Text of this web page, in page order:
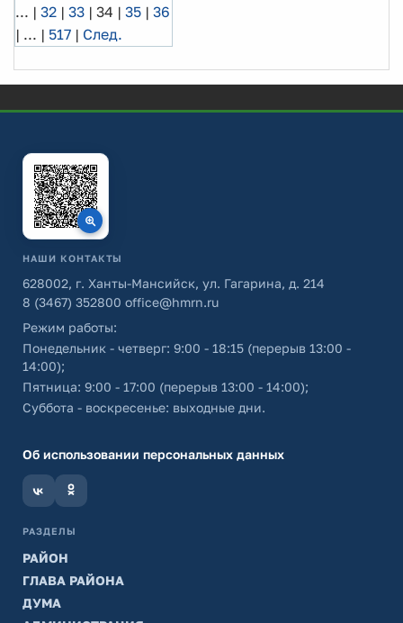
... | 32 | 33 | 34 | 35 | 36
| ... | 517 | След.
НАШИ КОНТАКТЫ
628002, г. Ханты-Мансийск, ул. Гагарина, д. 214
8 (3467) 352800 office@hmrn.ru
Режим работы:
Понедельник - четверг: 9:00 - 18:15 (перерыв 13:00 -
14:00);
Пятница: 9:00 - 17:00 (перерыв 13:00 - 14:00);
Суббота - воскресенье: выходные дни.
Об использовании персональных данных
РАЗДЕЛЫ
РАЙОН
ГЛАВА РАЙОНА
ДУМА